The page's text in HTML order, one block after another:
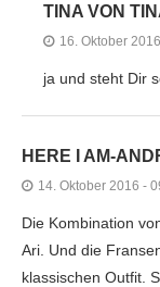
TINA VON
16. Oktober
ja und steht Dir
HERE I AM-
14. Oktober 2016 -
Die Kombination
Ari. Und die
klassischen Outfit.